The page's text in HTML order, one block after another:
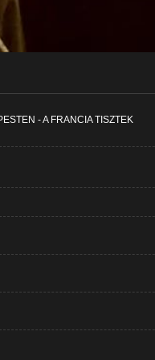
- A FRANCIA TISZTEK